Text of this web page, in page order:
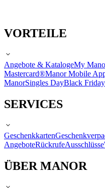
VORTEILE
Angebote & KatalogeMy
Mastercard®Manor Mobile
ManorSingles DayBlack Friday
SERVICES
Geschenkkarten
AngeboteRückrufeAusschlüsse
ÜBER MANOR